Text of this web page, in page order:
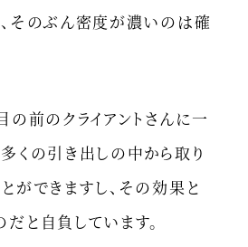
そのぶん密度が濃いのは確
の前のクライアントさんに一
くの引き出しの中から取り
ができますし、その効果と
と自負しています。